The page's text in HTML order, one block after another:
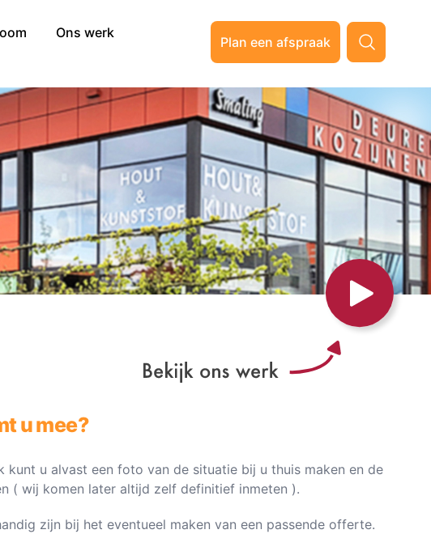
Ons werk
Plan een afspraak
u mee?
kunt u alvast een foto van de situatie bij u thuis maken en de
( wij komen later altijd zelf definitief inmeten ).
zijn bij het eventueel maken van een passende offerte.